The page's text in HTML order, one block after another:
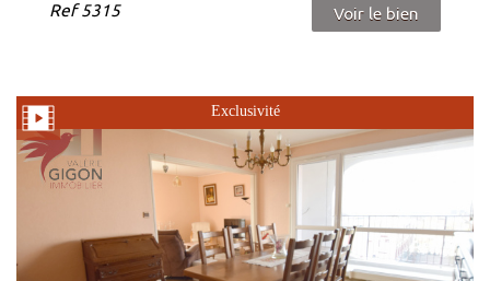
Ref5315 Voir le bien
Exclusivité